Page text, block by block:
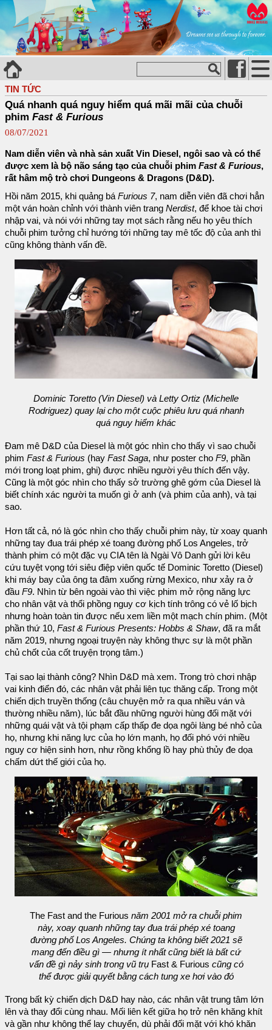
TIN TỨC
Quá nhanh quá nguy hiểm quá mãi mãi của chuỗi
phim Fast & Furious
08/07/2021
Nam diễn viên và nhà sản xuất Vin Diesel, ngôi sao và có thể
được xem là bộ não sáng tạo của chuỗi phim Fast & Furious,
rất hâm mộ trò chơi Dungeons & Dragons (D&D).
Hồi năm 2015, khi quảng bá Furious 7, nam diễn viên đã chơi hẳn
một ván hoàn chỉnh với thành viên trang Nerdist, để khoe tài chơi
nhập vai, và nói với những tay mọt sách rằng nếu họ yêu thích
chuỗi phim tưởng chỉ hướng tới những tay mê tốc độ của anh thì
cũng không thành vấn đề.
Dominic Toretto (Vin Diesel) và Letty Ortiz (Michelle
Rodriguez) quay lại cho một cuộc phiêu lưu quá nhanh
quá nguy hiểm khác
Đam mê D&D của Diesel là một góc nhìn cho thấy vì sao chuỗi
phim Fast & Furious (hay Fast Saga, như poster cho F9, phần
mới trong loạt phim, ghi) được nhiều người yêu thích đến vậy.
Cũng là một góc nhìn cho thấy sở trường ghê gớm của Diesel là
biết chính xác người ta muốn gì ở anh (và phim của anh), và tại
sao.
Hơn tất cả, nó là góc nhìn cho thấy chuỗi phim này, từ xoay quanh
những tay đua trái phép xé toang đường phố Los Angeles, trở
thành phim có một đặc vụ CIA tên là Ngài Vô Danh gửi lời kêu
cứu tuyệt vọng tới siêu điệp viên quốc tế Dominic Toretto (Diesel)
khi máy bay của ông ta đâm xuống rừng Mexico, như xảy ra ở
đầu F9. Nhìn từ bên ngoài vào thì việc phim mở rộng năng lực
cho nhân vật và thổi phồng nguy cơ kịch tính trông có vẻ lố bịch
nhưng hoàn toàn tin được nếu xem liền một mạch chín phim. (Một
phần thứ 10, Fast & Furious Presents: Hobbs & Shaw, đã ra mắt
năm 2019, nhưng ngoại truyện này không thực sự là một phần
chủ chốt của cốt truyện trọng tâm.)
Tại sao lại thành công? Nhìn D&D mà xem. Trong trò chơi nhập
vai kinh điển đó, các nhân vật phải liên tục thăng cấp. Trong một
chiến dịch truyền thống (câu chuyện mở ra qua nhiều ván và
thường nhiều năm), lúc bắt đầu những người hùng đối mặt với
những quái vật và tội phạm cấp thấp đe dọa ngôi làng bé nhỏ của
họ, nhưng khi năng lực của họ lớn mạnh, họ đối phó với nhiều
nguy cơ hiện sinh hơn, như rồng khổng lồ hay phù thủy đe dọa
chấm dứt thế giới của họ.
The Fast and the Furious năm 2001 mở ra chuỗi phim
này, xoay quanh những tay đua trái phép xé toang
đường phố Los Angeles. Chúng ta không biết 2021 sẽ
mang đến điều gì — nhưng ít nhất cũng biết là bất cứ
vấn đề gì nảy sinh trong vũ trụFast & Furious cũng có
thể được giải quyết bằng cách tung xe hơi vào đó
Trong bất kỳ chiến dịch D&D hay nào, các nhân vật trung tâm lớn
lên và thay đổi cùng nhau. Mối liên kết giữa họ trở nên khăng khít
và gần như không thể lay chuyển, dù phải đối mặt với khó khăn